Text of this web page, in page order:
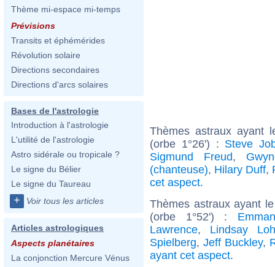
Thème mi-espace mi-temps
Prévisions
Transits et éphémérides
Révolution solaire
Directions secondaires
Directions d'arcs solaires
Bases de l'astrologie
Introduction à l'astrologie
L'utilité de l'astrologie
Astro sidérale ou tropicale ?
Le signe du Bélier
Le signe du Taureau
+ Voir tous les articles
Articles astrologiques
Aspects planétaires
La conjonction Mercure Vénus
Thèmes astraux ayant
(orbe 1°26') : Steve
Sigmund Freud,
(chanteuse), Hilary Duff,
cet aspect.
Thèmes astraux ayant
(orbe 1°52') :
Lawrence, Lindsay
Spielberg,Jeff Buckley,
ayant cet aspect.